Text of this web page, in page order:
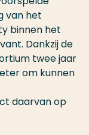
van het
binnen het
Dankzij de
twee jaar
om kunnen
daarvan op